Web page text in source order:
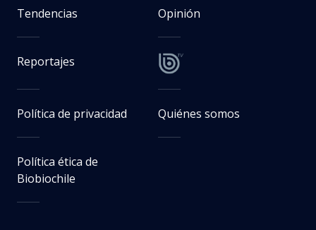
Tendencias Opinión
Reportajes
Política de privacidad Quiénes somos
Política ética de
Biobiochile